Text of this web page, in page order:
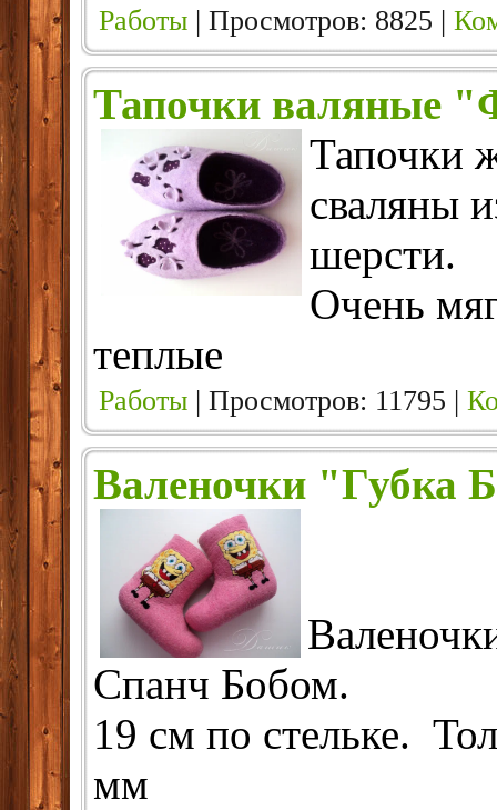
Работы | Просмотров: 8825 |
Тапочки валяные
Тапочки
сваляны
шерсти.
Очень
теплые
Работы | Просмотров: 11795 |
Валеночки "Губка
Спанч Бобом.
19 см по стельке.
мм